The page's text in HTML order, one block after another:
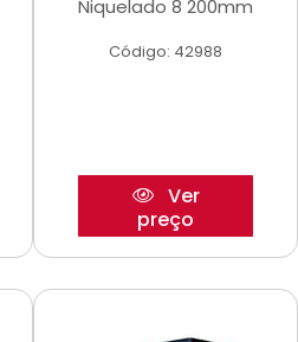
Niquelado 8 200mm
Código: 42988
Ver
preço